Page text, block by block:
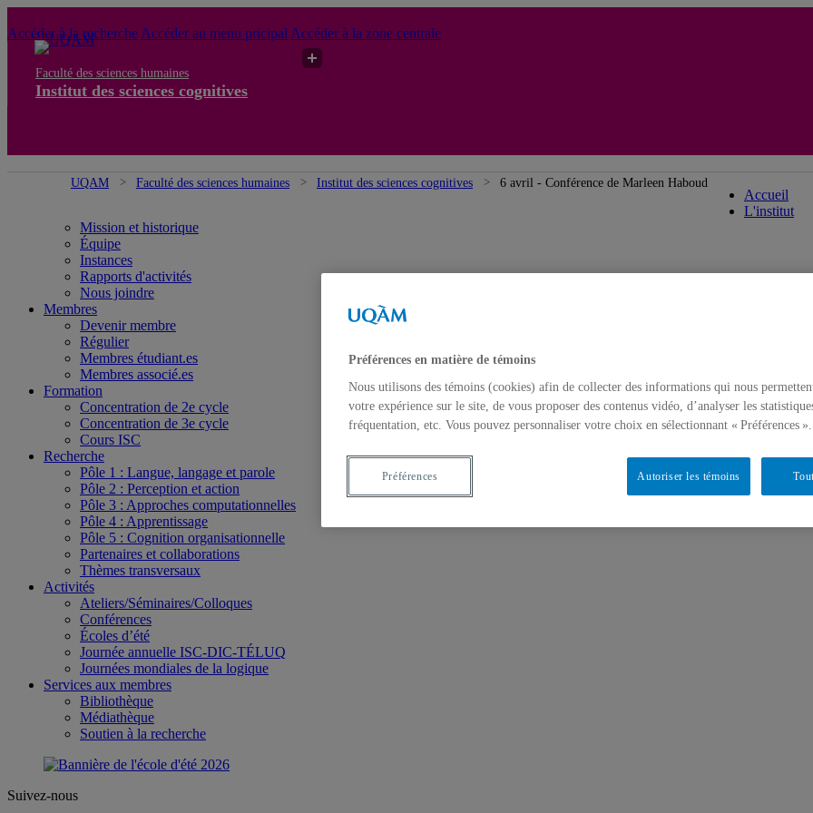
Accéder à la recherche Accéder au menu pricipal Accéder à la zone centrale
Faculté des sciences humaines
Institut des sciences cognitives
UQAM Faculté des sciences humaines Institut des sciences cognitives 6 avril - Conférence de Marleen Haboud
Accueil
L'institut
Mission et historique
Équipe
Instances
Rapports d'activités
Nous joindre
Membres
Devenir membre
Régulier
Membres étudiant.es
Membres associé.es
Formation
Concentration de 2e cycle
Concentration de 3e cycle
Cours ISC
Recherche
Pôle 1 : Langue, langage et parole
Pôle 2 : Perception et action
Pôle 3 : Approches computationnelles
Pôle 4 : Apprentissage
Pôle 5 : Cognition organisationnelle
Partenaires et collaborations
Thèmes transversaux
Activités
Ateliers/Séminaires/Colloques
Conférences
Écoles d’été
Journée annuelle ISC-DIC-TÉLUQ
Journées mondiales de la logique
Services aux membres
Bibliothèque
Médiathèque
Soutien à la recherche
Suivez-nous
Préférences en matière de témoins
Nous utilisons des témoins (cookies) afin de collecter des informations qui nous
votre expérience sur le site, de vous proposer des contenus vidéo, d’analyser les
fréquentation, etc. Vous pouvez personnaliser votre choix en sélectionnant « Préférences ».
Autoriser les témoins
Préférences